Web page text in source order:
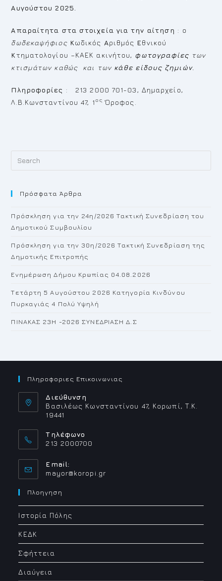
Αυγούστου 2025.
Απαραίτητα στα στοιχεία για την αίτηση : ο
δωδεκαψήφιος Κωδικός Αριθμός Εθνικού
Κτηματολογίου –ΚΑΕΚ ακινήτου, φωτογραφίες των
κτισμάτων καθώς και των κάθε είδους ζημιών.
Πληροφορίες : 213 2000 701-03, Δημαρχείο,
Λ.Β.Κωνσταντίνου 47, 1 ος Όροφος.
Πρόσφατα Άρθρα
Πρόσκληση για την 24η/2026 Τακτική Συνεδρίαση του
Δημοτικού Συμβουλίου
Πρόσκληση για την 30η/2026 Τακτική Συνεδρίαση της
Δημοτικής Επιτροπής
Ενημέρωση Δήμου Κρωπίας 04.08.2026
Τετάρτη 5 Αυγούστου 2026 Κατηγορία Κινδύνου
Πυρκαγιάς 4 Πολύ Υψηλή
ΠΙΝΑΚΑΣ 23H -2026 ΣΥΝΕΔΡΙΑΣΗ Δ.Σ
Πληροφοριες Επικοινωνιας
Διεύθυνση
Βασιλέως Κωνσταντίνου 47, Κορωπί, Τ.Κ.
19441
Τηλέφωνο
213 2000700
Email:
mayor@koropi.grOpens
Πλοηγηση
Ιστορία Πόλης
ΚΕΔΚ
Σφήττεια
Διαύγεια